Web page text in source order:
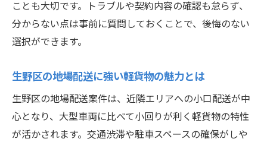
ことも大切です。トラブルや契約内容の確認も怠らず、
分からない点は事前に質問しておくことで、後悔のない
選択ができます。
生野区の地場配送に強い軽貨物の魅力とは
生野区の地場配送案件は、近隣エリアへの小口配送が中
心となり、大型車両に比べて小回りが利く軽貨物の特性
が活かされます。交通渋滞や駐車スペースの確保がしや